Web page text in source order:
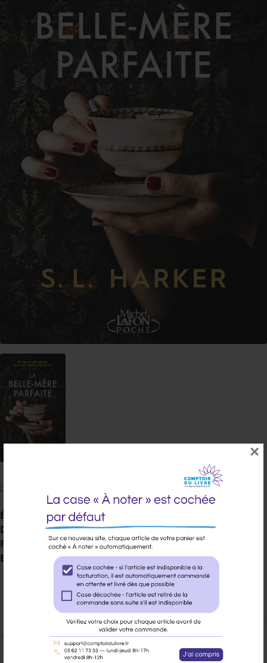
×
HARKER S. L.
Éditeur : MICHEL LAFON PO
Date de parution :02/07/2026
Famille : Famille : 0000
EAN 13 : 9791022407441
7,90 € PPTTC
Veuillez vous connecterpour ajouter
au panier cet article.